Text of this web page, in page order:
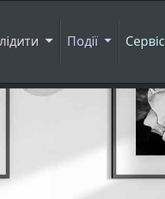
Події Сервіс